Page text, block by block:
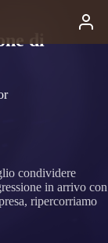
di
condividere
in arrivo con
ripercorriamo